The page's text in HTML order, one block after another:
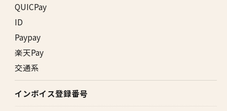
QUICPay
ID
Paypay
楽天Pay
交通系
インボイス登録番号